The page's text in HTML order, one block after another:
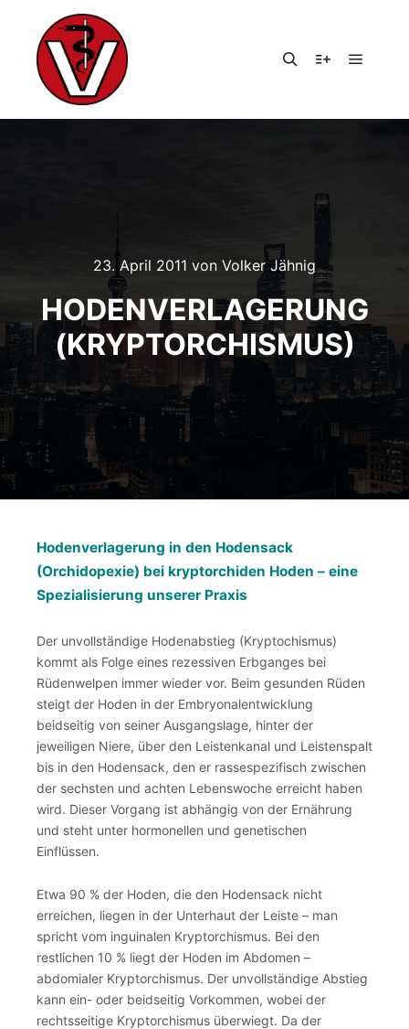
23. April 2011 von Volker Jähnig
HODENVERLAGERUNG
(KRYPTORCHISMUS)
Hodenverlagerung in den Hodensack
(Orchidopexie) bei kryptorchiden Hoden – eine
Spezialisierung unserer Praxis
Der unvollständige Hodenabstieg (Kryptochismus)
kommt als Folge eines rezessiven Erbganges bei
Rüdenwelpen immer wieder vor. Beim gesunden Rüden
steigt der Hoden in der Embryonalentwicklung
beidseitig von seiner Ausgangslage, hinter der
jeweiligen Niere, über den Leistenkanal und Leistenspalt
bis in den Hodensack, den er rassespezifisch zwischen
der sechsten und achten Lebenswoche erreicht haben
wird. Dieser Vorgang ist abhängig von der Ernährung
und steht unter hormonellen und genetischen
Einflüssen.
Etwa 90 % der Hoden, die den Hodensack nicht
erreichen, liegen in der Unterhaut der Leiste – man
spricht vom inguinalen Kryptorchismus. Bei den
restlichen 10 % liegt der Hoden im Abdomen –
abdomialer Kryptorchismus. Der unvollständige Abstieg
kann ein- oder beidseitig Vorkommen, wobei der
rechtsseitige Kryptorchismus überwiegt. Da der